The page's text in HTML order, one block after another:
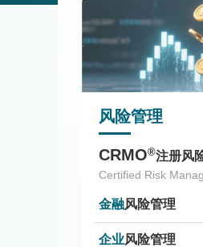
风险管理
CRMO®注册风
Certified Risk
金融风险管理
企业风险管理